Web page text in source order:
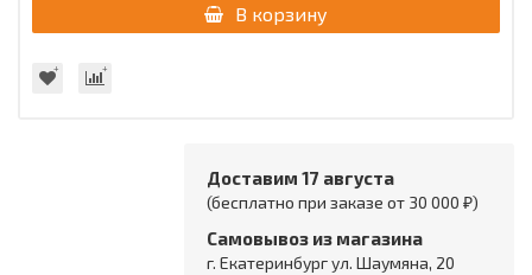
В корзину
Доставим 17 августа
(бесплатно при заказе от 30 000 ₽)
Самовывоз из магазина
г. Екатеринбург ул. Шаумяна, 20